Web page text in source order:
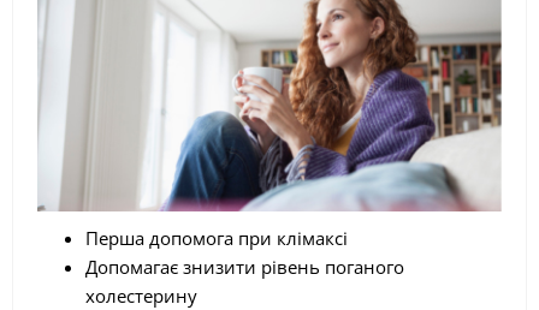
Перша допомога при клімаксі
Допомагає знизити рівень поганого
холестерину